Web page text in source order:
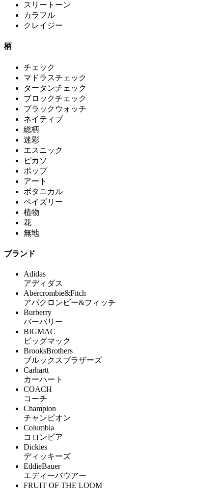
スリートーン
カラフル
クレイジー
柄
チェック
マドラスチェック
タータンチェック
ブロックチェック
ブラックウォッチ
ネイティブ
総柄
迷彩
エスニック
ピカソ
ポップ
アート
ボタニカル
ペイズリー
植物
花
無地
ブランド
Adidas
アディダス
Abercrombie&Fitch
アバクロンビー&フィッチ
Burberry
バーバリー
BIGMAC
ビッグマック
BrooksBrothers
ブルックスブラザーズ
Carhartt
カーハート
COACH
コーチ
Champion
チャンピオン
Columbia
コロンビア
Dickies
ディッキーズ
EddieBauer
エディーバウアー
FRUIT OF THE LOOM